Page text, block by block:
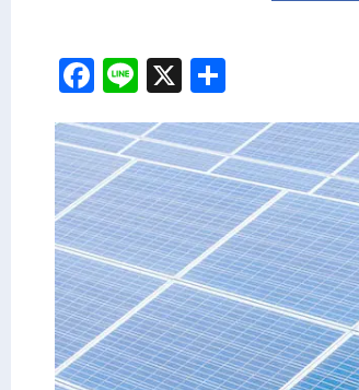
Facebook
Line
X
有